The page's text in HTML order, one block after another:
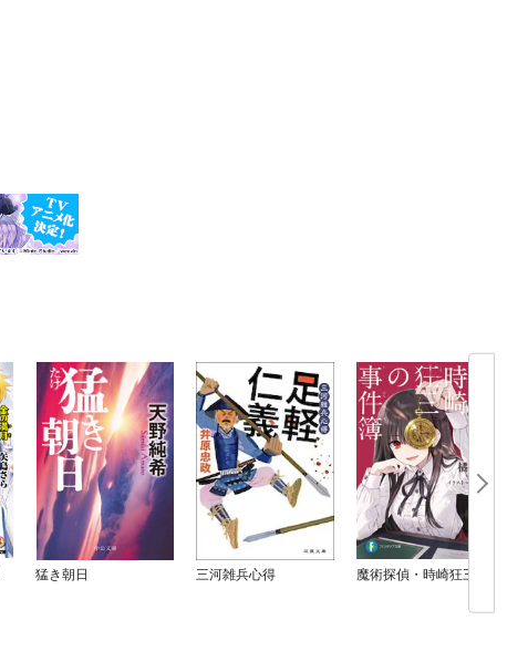
猛き朝日 三河雑兵心得 魔術探偵・時崎狂三